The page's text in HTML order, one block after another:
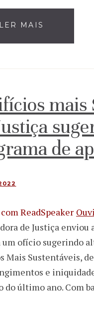
LER MAIS
mais
de
de Justiça enviou
ofício sugerindo
Mais Sustentáveis,
e
do último ano. Com